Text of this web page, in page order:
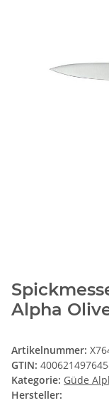
Alpha
Artikelnummer:
GTIN:
Kategorie: Güde
Hersteller: